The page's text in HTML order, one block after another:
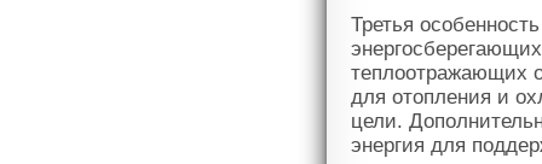
Третья
теплоотражающих
для отопления и
цели.
энергия для